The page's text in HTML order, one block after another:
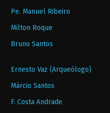
Pe. Manuel Ribeiro
Milton Roque
Bruno Santos
Ernesto Vaz (Arqueólogo)
Márcio Santos
F. Costa Andrade